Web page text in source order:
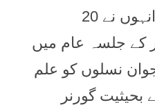
لفاظ یاد آتے ہیں جو انہوں نے 20
پشاور کے جلسہ عام میں
نسلوں کو علم
بحیثیت گورنر